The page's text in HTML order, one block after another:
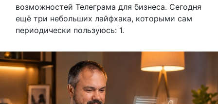
возможностей Телеграма для бизнеса. Сегодня
ещё три небольших лайфхака, которыми сам
периодически пользуюсь: 1.